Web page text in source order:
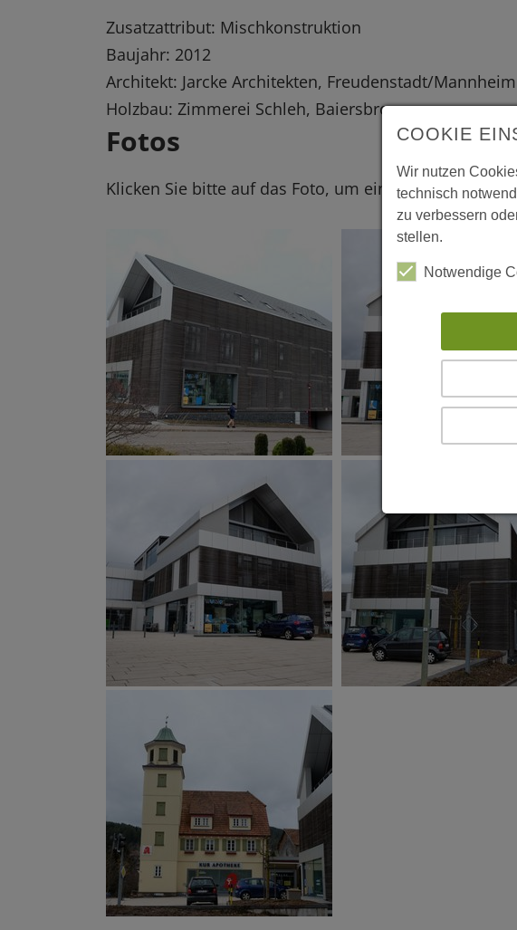
Zusatzattribut: Mischkonstruktion
Baujahr: 2012
Architekt: Jarcke Architekten, Freudenstadt/Mannheim
Holzbau: Zimmerei Schleh, Baiersbronn
Fotos
Klicken Sie bitte auf das Foto, um eine vergrößerte
COOKIE
Wir nutzen
technisch
zu verbessern
stellen.
Notwendige